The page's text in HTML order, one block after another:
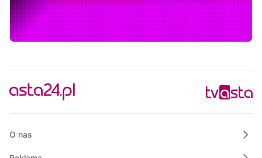
Praktycznie o nieruchomościach
17:55
Razem dla bezpieczeństwa Złotowa
18:00
19:30
Wielkopolska na Weekend
O nas